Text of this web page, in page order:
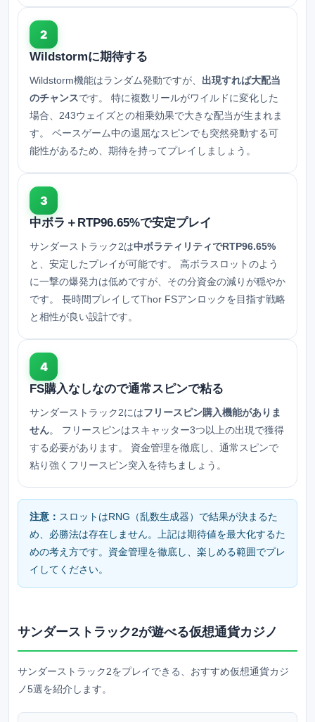
2
Wildstormに期待する
Wildstorm機能はランダム発動ですが、 出現すれば大配当
のチャンスです。 特に複数リールがワイルドに変化した
場合、243ウェイズとの相乗効果で大きな配当が生まれま
す。 ベースゲーム中の退屈なスピンでも突然発動する可
能性があるため、期待を持ってプレイしましょう。
3
中ボラ＋RTP96.65%で安定プレイ
サンダーストラック2は中ボラティリティでRTP96.65%
と、安定したプレイが可能です。 高ボラスロットのよう
に一撃の爆発力は低めですが、その分資金の減りが穏やか
です。 長時間プレイしてThor FSアンロックを目指す戦略
と相性が良い設計です。
4
FS購入なしなので通常スピンで粘る
サンダーストラック2にはフリースピン購入機能がありま
せん。 フリースピンはスキャッター3つ以上の出現で獲得
する必要があります。 資金管理を徹底し、通常スピンで
粘り強くフリースピン突入を待ちましょう。
注意： スロットはRNG（乱数生成器）で結果が決まるた
め、必勝法は存在しません。上記は期待値を最大化するた
めの考え方です。資金管理を徹底し、楽しめる範囲でプレ
イしてください。
サンダーストラック2が遊べる仮想通貨カジノ
サンダーストラック2をプレイできる、おすすめ仮想通貨カジ
ノ5選を紹介します。